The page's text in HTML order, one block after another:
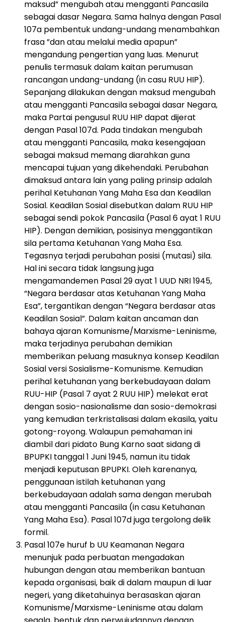
maksud” mengubah atau mengganti Pancasila
sebagai dasar Negara. Sama halnya dengan Pasal
107a pembentuk undang-undang menambahkan
frasa ”dan atau melalui media apapun”
mengandung pengertian yang luas. Menurut
penulis termasuk dalam kaitan perumusan
rancangan undang-undang (in casu RUU HIP).
Sepanjang dilakukan dengan maksud mengubah
atau mengganti Pancasila sebagai dasar Negara,
maka Partai pengusul RUU HIP dapat dijerat
dengan Pasal 107d. Pada tindakan mengubah
atau mengganti Pancasila, maka kesengajaan
sebagai maksud memang diarahkan guna
mencapai tujuan yang dikehendaki. Perubahan
dimaksud antara lain yang paling prinsip adalah
perihal Ketuhanan Yang Maha Esa dan Keadilan
Sosial. Keadilan Sosial disebutkan dalam RUU HIP
sebagai sendi pokok Pancasila (Pasal 6 ayat 1 RUU
HIP). Dengan demikian, posisinya menggantikan
sila pertama Ketuhanan Yang Maha Esa.
Tegasnya terjadi perubahan posisi (mutasi) sila.
Hal ini secara tidak langsung juga
mengamandemen Pasal 29 ayat 1 UUD NRI 1945,
“Negara berdasar atas Ketuhanan Yang Maha
Esa”, tergantikan dengan “Negara berdasar atas
Keadilan Sosial”. Dalam kaitan ancaman dan
bahaya ajaran Komunisme/Marxisme-Leninisme,
maka terjadinya perubahan demikian
memberikan peluang masuknya konsep Keadilan
Sosial versi Sosialisme-Komunisme. Kemudian
perihal ketuhanan yang berkebudayaan dalam
RUU-HIP (Pasal 7 ayat 2 RUU HIP) melekat erat
dengan sosio-nasionalisme dan sosio-demokrasi
yang kemudian terkristalisasi dalam ekasila, yaitu
gotong-royong. Walaupun pemahaman ini
diambil dari pidato Bung Karno saat sidang di
BPUPKI tanggal 1 Juni 1945, namun itu tidak
menjadi keputusan BPUPKI. Oleh karenanya,
penggunaan istilah ketuhanan yang
berkebudayaan adalah sama dengan merubah
atau mengganti Pancasila (in casu Ketuhanan
Yang Maha Esa). Pasal 107d juga tergolong delik
formil.
Pasal 107e huruf b UU Keamanan Negara
menunjuk pada perbuatan mengadakan
hubungan dengan atau memberikan bantuan
kepada organisasi, baik di dalam maupun di luar
negeri, yang diketahuinya berasaskan ajaran
Komunisme/Marxisme-Leninisme atau dalam